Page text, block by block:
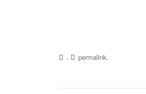
. permalink.